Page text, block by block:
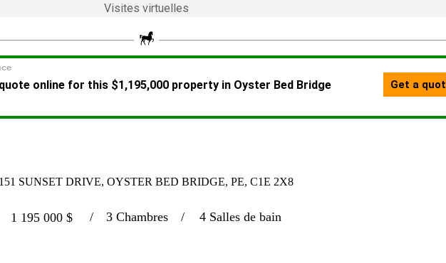
Visites virtuelles
151 SUNSET DRIVE, OYSTER BED BRIDGE, PE, C1E 2X8
1 195 000$ 3 Chambres 4 Salles de bain